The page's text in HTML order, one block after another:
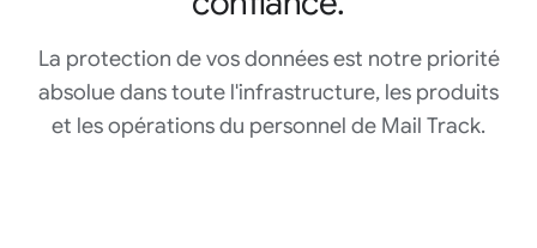
La protection de vos données est notre priorité
absolue dans toute l'infrastructure, les produits
et les opérations du personnel de Mail Track.